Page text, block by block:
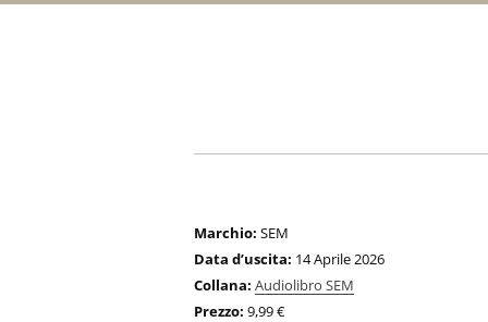
Marchio: SEM
Data d’uscita: 14 Aprile 2026
Collana: Audiolibro SEM
Prezzo: 9,99 €